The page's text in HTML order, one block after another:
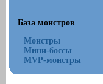
База монстров
Монстры
Мини-боссы
MVP-монстры